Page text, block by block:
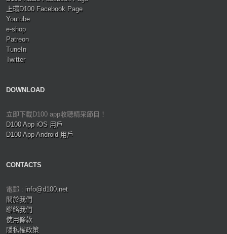
上環D100 Facebook Page
Youtube
e-shop
Patreon
TuneIn
Twitter
DOWNLOAD
立即下載D100 app收聽精采節目！
D100 App iOS 用戶
D100 App Android 用戶
CONTACTS
電郵 : info@d100.net
關於我們
聯絡我們
使用條款
隱私權政策